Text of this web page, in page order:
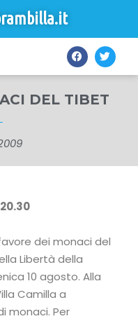
DEL TIBET
dei monaci del
Libertà della
10 agosto. Alla
Camilla a
monaci. Per